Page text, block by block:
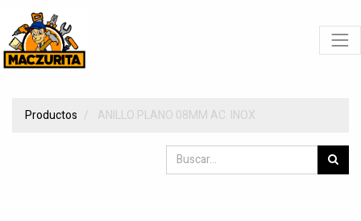
Productos ANILLO PLANO 08MM AC. INOX